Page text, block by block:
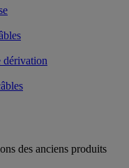
dérivation
des anciens produits